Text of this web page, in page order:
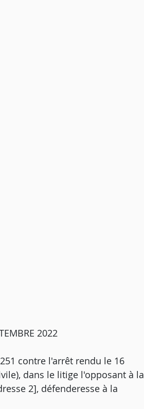
2022
contre l'arrêt rendu le 16
dans le litige l'opposant à la
2], défenderesse à la